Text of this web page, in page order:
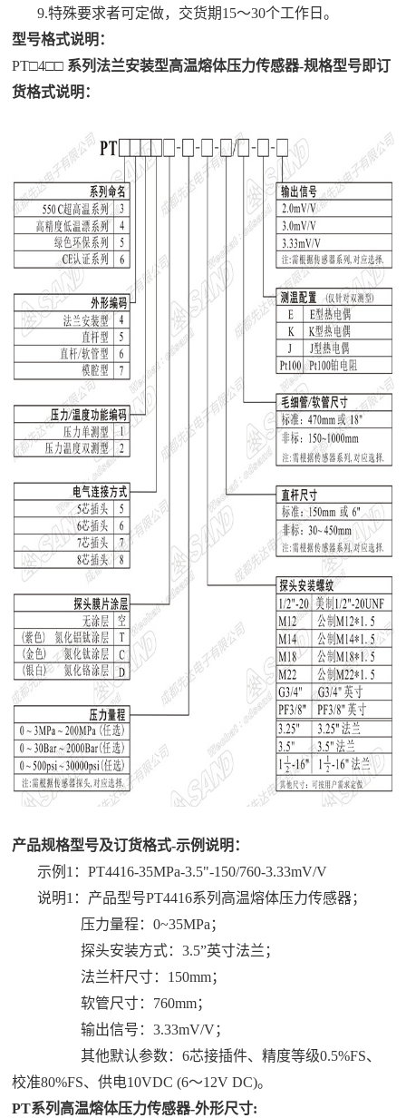
9.特殊要求者可定做，交货期15～30个工作日。
型号格式说明：
PT□4□□ 系列法兰安装型高温熔体压力传感器-规格型号即订
货格式说明：
产品规格型号及订货格式-示例说明：
示例1：PT4416-35MPa-3.5"-150/760-3.33mV/V
说明1：产品型号PT4416系列高温熔体压力传感器；
压力量程：0~35MPa；
探头安装方式：3.5”英寸法兰；
法兰杆尺寸：150mm；
软管尺寸：760mm；
输出信号：3.33mV/V；
其他默认参数：6芯接插件、精度等级0.5%FS、
校准80%FS、供电10VDC (6～12V DC)。
PT系列高温熔体压力传感器-外形尺寸: